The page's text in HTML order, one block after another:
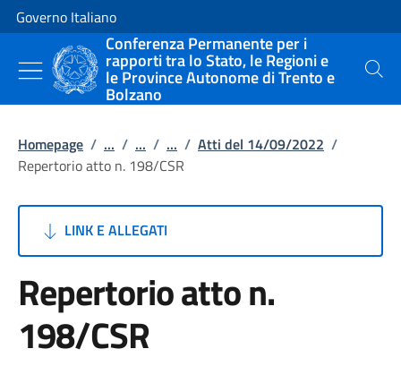
Vai al contenuto
Vai alla navigazione del sito
Governo Italiano
Conferenza Permanente per i
rapporti tra lo Stato, le Regioni e
le Province Autonome di Trento e
Bolzano
Cerca
Homepage / ... / ... / ... / Atti del 14/09/2022 /
Repertorio atto n. 198/CSR
LINK E ALLEGATI
Repertorio atto n.
198/CSR